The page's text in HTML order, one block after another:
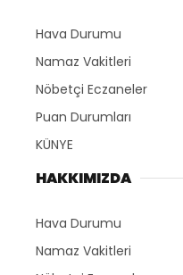
Hava Durumu
Namaz Vakitleri
Nöbetçi Eczaneler
Puan Durumları
KÜNYE
HAKKIMIZDA
Hava Durumu
Namaz Vakitleri